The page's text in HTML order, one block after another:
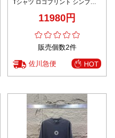
Tシャツ ロゴプリント シンプル
11980円
販売個数2件
佐川急便 HOT